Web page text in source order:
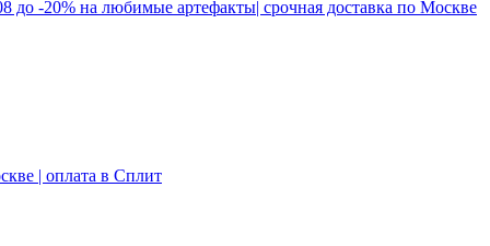
до -20% на любимые артефакты| срочная доставка по Москве
| оплата в Сплит